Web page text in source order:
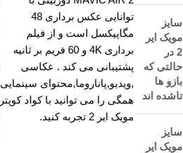
سایز
مویک ایر
2 در
حالتی که
بازو ها
تاشده اند
سایز
مویک ایر
توانایی عکس برداری 48
مگاپیکسل است و از فیلم
برداری 4K و 60 فریم بر ثانیه
پشتیبانی می کند . عکاسی
,ویدیو,پاناروما,محتوای سینمایی
همگی را می توانید با کواد کوپتر
مویک ایر 2 تجربه کنید.